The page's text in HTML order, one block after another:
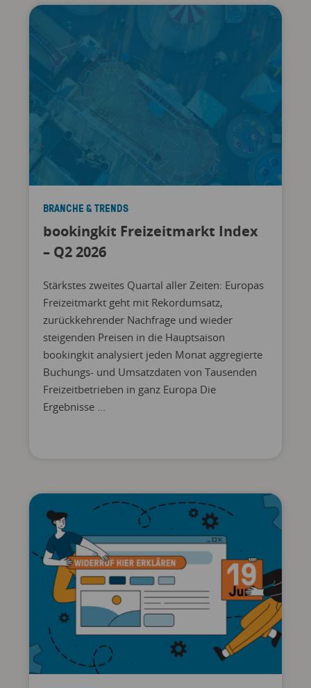
BRANCHE & TRENDS
bookingkit Freizeitmarkt Index
– Q2 2026
Stärkstes zweites Quartal aller Zeiten: Europas
Freizeitmarkt geht mit Rekordumsatz,
zurückkehrender Nachfrage und wieder
steigenden Preisen in die Hauptsaison
bookingkit analysiert jeden Monat aggregierte
Buchungs- und Umsatzdaten von Tausenden
Freizeitbetrieben in ganz Europa Die
Ergebnisse …